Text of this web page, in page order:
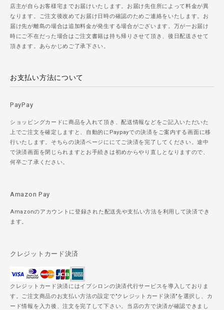
店主が自らお客様宅までお届けいたします。お届け先住所によって料金が異
なります。ご注文後改めてお届け日時の確認のためご連絡をいたします。お
届け先が離島の場合は追加料金が発生する場合がございます。万が一お届け
時にご不在だった場合はご注文書籍は持ち帰りさせて頂き、後日配送させて
頂きます。あらかじめご了承下さい。
お支払い方法について
PayPay
ショッピングカードに商品を入れて頂き、配送情報などをご記入いただいた
上でご注文を確定しますと、自動的にPaypayでの決済をご案内する画面に移
行いたします。そちらの決済ページににてご決済を完了してください。途中
で決済画面を閉じられますとお手続きは初めからやり直しとなりますので、
何卒ご了承ください。
Amazon Pay
Amazonのアカウントに登録された配送先や支払い方法を利用して決済でき
ます。
クレジットカード決済
クレジットカード決済にはイプシロンの決済代行サービスを導入しておりま
す。ご注文商品のお支払い方法の設定で"クレジットカード決済"を選択し、カ
ード情報を入力後、注文を完了して下さい。当店の方で決済が確認できまし